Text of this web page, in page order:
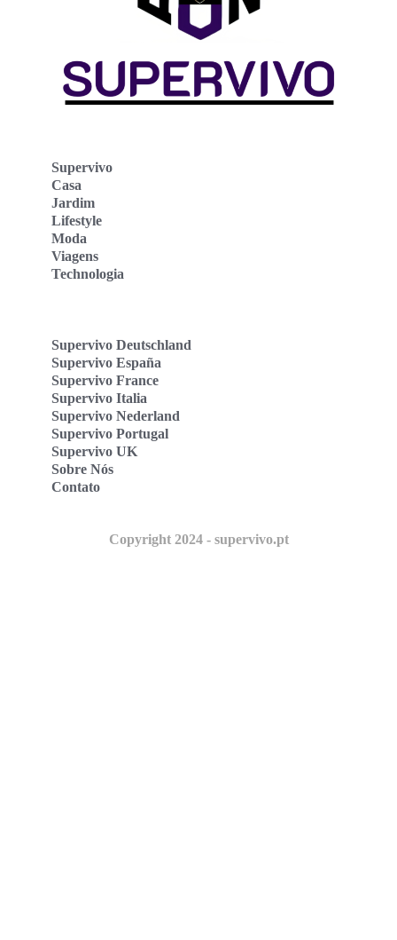
Supervivo
Casa
Jardim
Lifestyle
Moda
Viagens
Technologia
Supervivo Deutschland
Supervivo España
Supervivo France
Supervivo Italia
Supervivo Nederland
Supervivo Portugal
Supervivo UK
Sobre Nós
Contato
Copyright 2024 - supervivo.pt